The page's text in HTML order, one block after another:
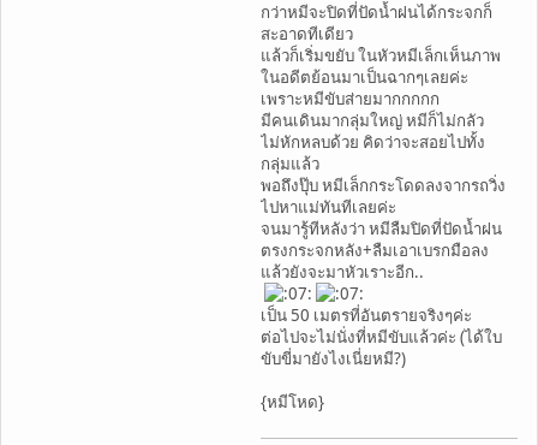
กว่าหมีจะปิดที่ปัดน้ำฝนได้กระจกก็
สะอาดทีเดียว
แล้วก็เริ่มขยับ ในหัวหมีเล็กเห็นภาพ
ในอดีตย้อนมาเป็นฉากๆเลยค่ะ
เพราะหมีขับส่ายมากกกกก
มีคนเดินมากลุ่มใหญ่ หมีก็ไม่กลัว
ไม่หักหลบด้วย คิดว่าจะสอยไปทั้ง
กลุ่มแล้ว
พอถึงปุ๊บ หมีเล็กกระโดดลงจากรถวิ่ง
ไปหาแม่ทันทีเลยค่ะ
จนมารู้ทีหลังว่า หมีลืมปิดที่ปัดน้ำฝน
ตรงกระจกหลัง+ลืมเอาเบรกมือลง
แล้วยังจะมาหัวเราะอีก..
เป็น 50 เมตรที่อันตรายจริงๆค่ะ
ต่อไปจะไม่นั่งที่หมีขับแล้วค่ะ (ได้ใบ
ขับขี่มายังไงเนี่ยหมี?)
{หมีโหด}